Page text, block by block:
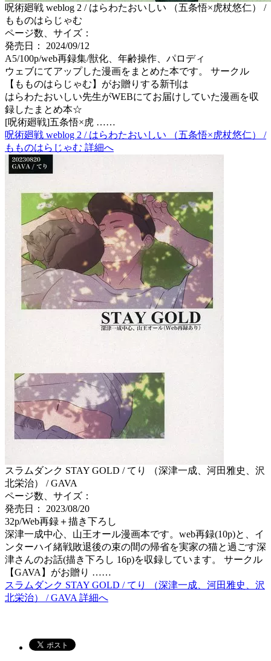
呪術廻戦 weblog 2 / はらわたおいしい （五条悟×虎杖悠仁） /
もものはらじゃむ
ページ数、サイズ：
発売日： 2024/09/12
A5/100p/web再録集/獣化、年齢操作、パロディ
ウェブにてアップした漫画をまとめた本です。 サークル
【もものはらじゃむ】がお贈りする新刊は
はらわたおいしい先生がWEBにてお届けしていた漫画を収
録したまとめ本☆
[呪術廻戦]五条悟×虎 ……
呪術廻戦 weblog 2 / はらわたおいしい （五条悟×虎杖悠仁） /
もものはらじゃむ 詳細へ
スラムダンク STAY GOLD / てり （深津一成、河田雅史、沢
北栄治） / GAVA
ページ数、サイズ：
発売日： 2023/08/20
32p/Web再録＋描き下ろし
深津一成中心、山王オール漫画本です。web再録(10p)と、イ
ンターハイ緒戦敗退後の束の間の帰省を実家の猫と過ごす深
津さんのお話(描き下ろし 16p)を収録しています。 サークル
【GAVA】がお贈り ……
スラムダンク STAY GOLD / てり （深津一成、河田雅史、沢
北栄治） / GAVA 詳細へ